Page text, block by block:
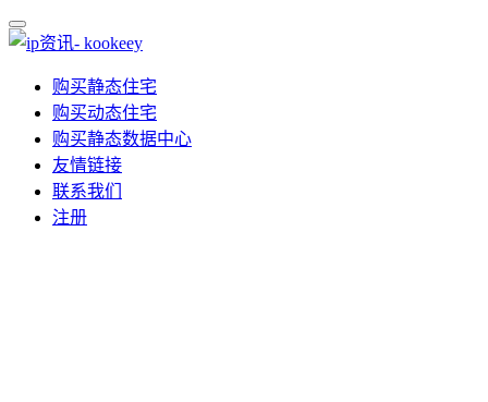
购买静态住宅
购买动态住宅
购买静态数据中心
友情链接
联系我们
注册